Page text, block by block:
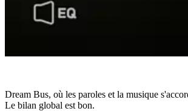
Dream Bus, où les paroles et la musique
Le bilan global est bon.